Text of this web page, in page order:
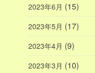
2023年6月 (15)
2023年5月 (17)
2023年4月 (9)
2023年3月 (10)